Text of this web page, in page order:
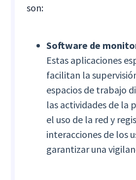
son:
Software de
Estas aplicaciones
facilitan la
espacios de trabajo
las actividades de la
el uso de la red y
interacciones de los
garantizar una